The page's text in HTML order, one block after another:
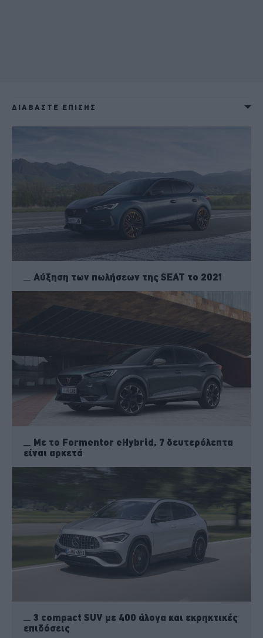
ΔΙΑΒΑΣΤΕ ΕΠΙΣΗΣ
Αύξηση των πωλήσεων της SEAT το 2021
Με το Formentor eHybrid, 7 δευτερόλεπτα
είναι αρκετά
3 compact SUV με 400 άλογα και εκρηκτικές
επιδόσεις